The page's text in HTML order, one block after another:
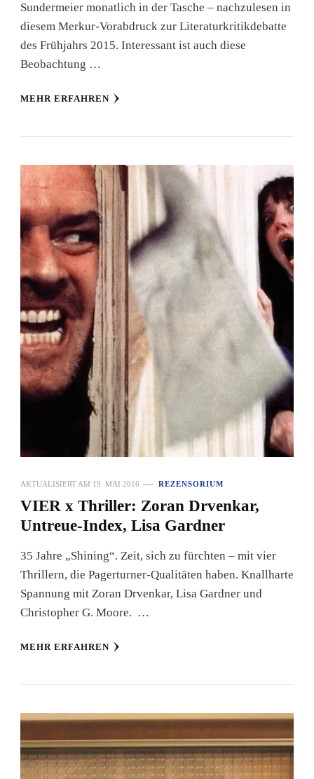
Sundermeier monatlich in der Tasche – nachzulesen in
diesem Merkur-Vorabdruck zur Literaturkritikdebatte
des Frühjahrs 2015. Interessant ist auch diese
Beobachtung …
MEHR ERFAHREN
AKTUALISIERT AM 19. MAI 2016 REZENSORIUM
VIER x Thriller: Zoran Drvenkar,
Untreue-Index, Lisa Gardner
35 Jahre „Shining“. Zeit, sich zu fürchten – mit vier
Thrillern, die Pagerturner-Qualitäten haben. Knallharte
Spannung mit Zoran Drvenkar, Lisa Gardner und
Christopher G. Moore. …
MEHR ERFAHREN